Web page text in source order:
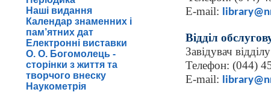
Наші видання
Календар знаменних і
пам’ятних дат
Електронні виставки
О. О. Богомолець -
сторінки з життя та
творчого внеску
Наукометрія
Е-mail:
Відділ
Завідувач
Телефон: (044)
Е-mail: